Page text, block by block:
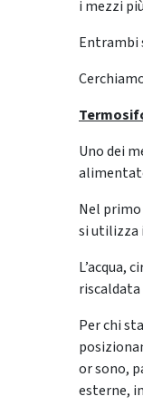
i mezzi
Entrambi
Uno dei
Nel primo
si utilizza
L’acqua,
Per chi
or sono,
esterne,